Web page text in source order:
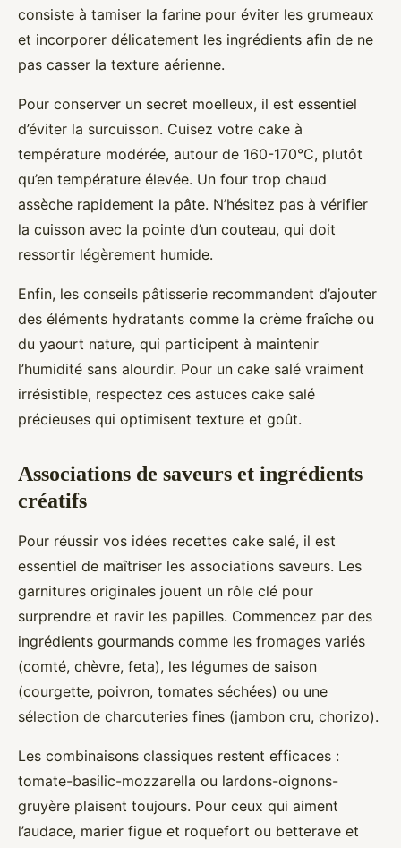
consiste à tamiser la farine pour éviter les grumeaux
et incorporer délicatement les ingrédients afin de ne
pas casser la texture aérienne.
Pour conserver un secret moelleux, il est essentiel
d’éviter la surcuisson. Cuisez votre cake à
température modérée, autour de 160-170°C, plutôt
qu’en température élevée. Un four trop chaud
assèche rapidement la pâte. N’hésitez pas à vérifier
la cuisson avec la pointe d’un couteau, qui doit
ressortir légèrement humide.
Enfin, les conseils pâtisserie recommandent d’ajouter
des éléments hydratants comme la crème fraîche ou
du yaourt nature, qui participent à maintenir
l’humidité sans alourdir. Pour un cake salé vraiment
irrésistible, respectez ces astuces cake salé
précieuses qui optimisent texture et goût.
Associations de saveurs et ingrédients
créatifs
Pour réussir vos idées recettes cake salé, il est
essentiel de maîtriser les associations saveurs. Les
garnitures originales jouent un rôle clé pour
surprendre et ravir les papilles. Commencez par des
ingrédients gourmands comme les fromages variés
(comté, chèvre, feta), les légumes de saison
(courgette, poivron, tomates séchées) ou une
sélection de charcuteries fines (jambon cru, chorizo).
Les combinaisons classiques restent efficaces :
tomate-basilic-mozzarella ou lardons-oignons-
gruyère plaisent toujours. Pour ceux qui aiment
l’audace, marier figue et roquefort ou betterave et